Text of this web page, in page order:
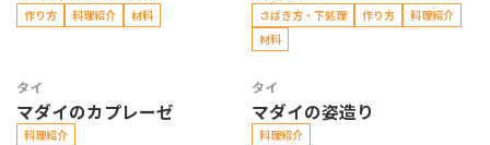
作り方 料理紹介 材料 さばき方・下処理 作り方
料理紹介
材料
タイ
マダイのカプレーゼ
料理紹介
タイ
マダイの姿造り
料理紹介